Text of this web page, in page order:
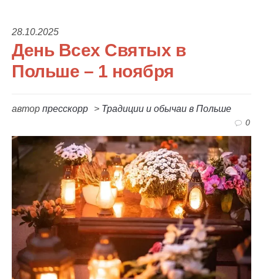
28.10.2025
День Всех Святых в
Польше – 1 ноября
автор пресскорр > Традиции и обычаи в Польше
0